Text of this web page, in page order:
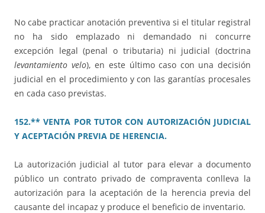
No cabe practicar anotación preventiva si el titular registral
no ha sido emplazado ni demandado ni concurre
excepción legal (penal o tributaria) ni judicial (doctrina
levantamiento velo), en este último caso con una decisión
judicial en el procedimiento y con las garantías procesales
en cada caso previstas.
152.** VENTA POR TUTOR CON AUTORIZACIÓN JUDICIAL
Y ACEPTACIÓN PREVIA DE HERENCIA.
La autorización judicial al tutor para elevar a documento
público un contrato privado de compraventa conlleva la
autorización para la aceptación de la herencia previa del
causante del incapaz y produce el beneficio de inventario.